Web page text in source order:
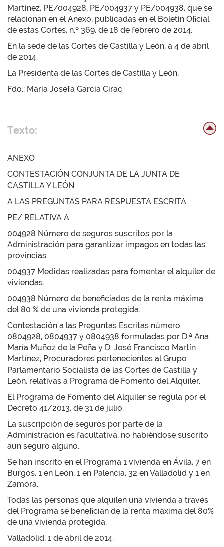
Martínez, PE/004928, PE/004937 y PE/004938, que se
relacionan en el Anexo, publicadas en el Boletín Oficial
de estas Cortes, n.º 369, de 18 de febrero de 2014.
En la sede de las Cortes de Castilla y León, a 4 de abril
de 2014.
La Presidenta de las Cortes de Castilla y León,
Fdo.: María Josefa García Cirac
Texto:
ANEXO
CONTESTACIÓN CONJUNTA DE LA JUNTA DE
CASTILLA Y LEÓN
A LAS PREGUNTAS PARA RESPUESTA ESCRITA
PE/ RELATIVA A
004928 Número de seguros suscritos por la
Administración para garantizar impagos en todas las
provincias.
004937 Medidas realizadas para fomentar el alquiler de
viviendas.
004938 Número de beneficiados de la renta máxima
del 80 % de una vivienda protegida.
Contestación a las Preguntas Escritas número
0804928, 0804937 y 0804938 formuladas por D.ª Ana
María Muñoz de la Peña y D. José Francisco Martín
Martínez, Procuradores pertenecientes al Grupo
Parlamentario Socialista de las Cortes de Castilla y
León, relativas a Programa de Fomento del Alquiler.
El Programa de Fomento del Alquiler se regula por el
Decreto 41/2013, de 31 de julio.
La suscripción de seguros por parte de la
Administración es facultativa, no habiéndose suscrito
aún seguro alguno.
Se han inscrito en el Programa 1 vivienda en Ávila, 7 en
Burgos, 1 en León, 1 en Palencia, 32 en Valladolid y 1 en
Zamora.
Todas las personas que alquilen una vivienda a través
del Programa se benefician de la renta máxima del 80%
de una vivienda protegida.
Valladolid, 1 de abril de 2014.